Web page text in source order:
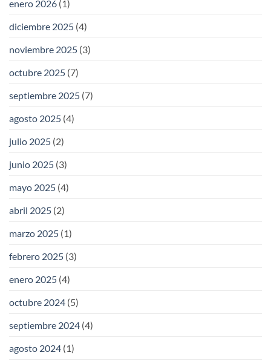
enero 2026 (1)
diciembre 2025 (4)
noviembre 2025 (3)
octubre 2025 (7)
septiembre 2025 (7)
agosto 2025 (4)
julio 2025 (2)
junio 2025 (3)
mayo 2025 (4)
abril 2025 (2)
marzo 2025 (1)
febrero 2025 (3)
enero 2025 (4)
octubre 2024 (5)
septiembre 2024 (4)
agosto 2024 (1)